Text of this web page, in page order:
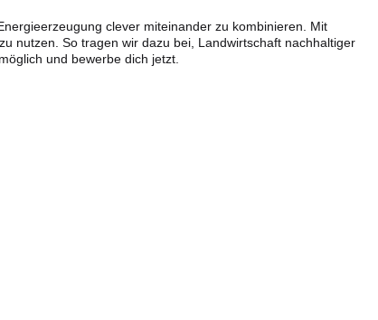
clever miteinander zu kombinieren. Mit
nutzen. So tragen wir dazu bei, Landwirtschaft nachhaltiger
und bewerbe dich jetzt.